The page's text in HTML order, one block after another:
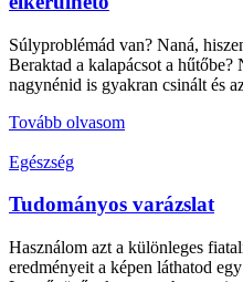
Súlyproblémád van? Naná,
Beraktad a kalapácsot a hűtőbe?
nagynénid is gyakran csinált és
Tovább olvasom
Egészség
Tudományos varázslat
Használom azt a különleges
eredményeit a képen láthatod